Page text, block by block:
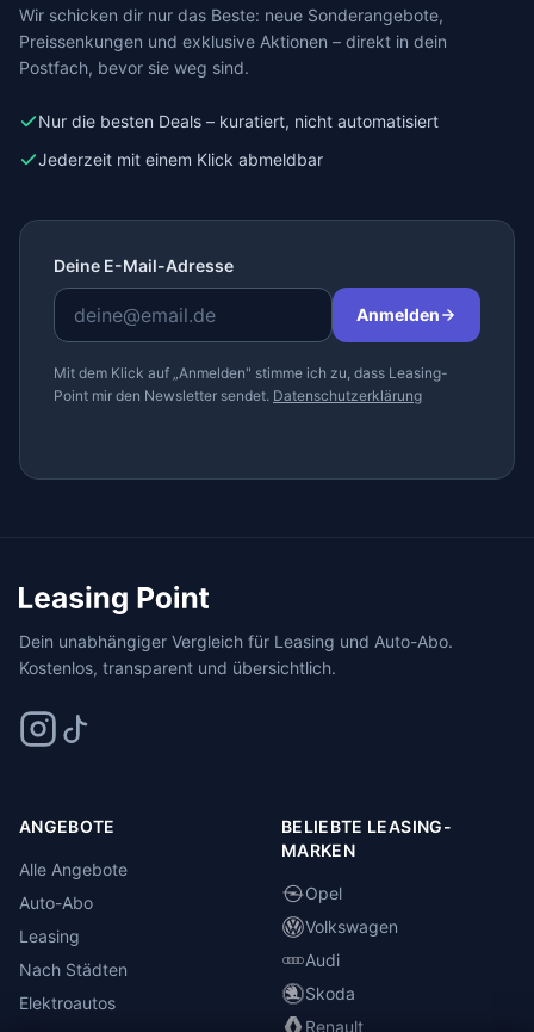
Wir schicken dir nur das Beste: neue Sonderangebote,
Preissenkungen und exklusive Aktionen – direkt in dein
Postfach, bevor sie weg sind.
Nur die besten Deals – kuratiert, nicht automatisiert
Jederzeit mit einem Klick abmeldbar
Deine E-Mail-Adresse
Anmelden
Mit dem Klick auf „Anmelden" stimme ich zu, dass Leasing-
Point mir den Newsletter sendet. Datenschutzerklärung
Dein unabhängiger Vergleich für Leasing und Auto-Abo.
Kostenlos, transparent und übersichtlich.
ANGEBOTE
Alle Angebote
Auto-Abo
Leasing
Nach Städten
Elektroautos
BELIEBTE LEASING-
MARKEN
Opel
Volkswagen
Audi
Skoda
Renault